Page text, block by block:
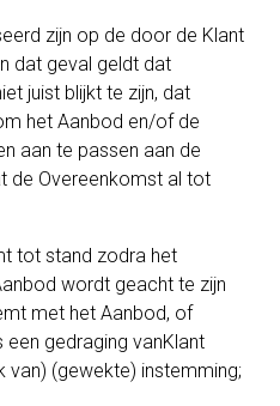
zijn op de door de Klant
dat geval geldt dat
juist blijkt te zijn, dat
het Aanbod en/of de
aan te passen aan de
de Overeenkomst al tot
tot stand zodra het
wordt geacht te zijn
met het Aanbod, of
een gedraging vanKlant
van) (gewekte) instemming;